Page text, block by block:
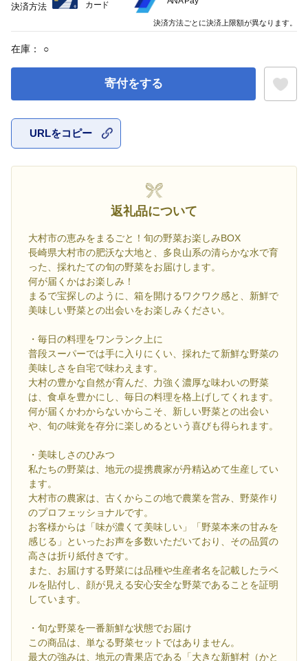
在庫： ○
寄付をする
URLをコピー
返礼品について
大村市の恵みをまるごと！旬の野菜お楽しみBOX
長崎県大村市の肥沃な大地と、多良山系の清らかな水で育
った、採れたての旬の野菜をお届けします。
何が届くかはお楽しみ！
まるで宝探しのように、箱を開けるワクワク感と、新鮮で
美味しい野菜との出会いをお楽しみください。
・毎日の料理をワンランク上に
普段スーパーでは手に入りにくい、採れたて新鮮な野菜の
美味しさを自宅で味わえます。
大村の豊かな自然が育んだ、力強く濃厚な味わいの野菜
は、食卓を豊かにし、毎日の料理を格上げしてくれます。
何が届くかわからないからこそ、新しい野菜との出会い
や、旬の味覚を存分に楽しめるという喜びも得られます。
・美味しさのひみつ
私たちの野菜は、地元の提携農家が丹精込めて生産してい
ます。
大村市の農家は、古くからこの地で農業を営み、野菜作り
のプロフェッショナルです。
お客様からは「味が濃くて美味しい」「野菜本来の甘みを
感じる」といったお声を多数いただいており、その品質の
高さは折り紙付きです。
また、お届けする野菜には品種や生産者名を記載したラベ
ルを貼付し、顔が見える安心安全な野菜であることを証明
しています。
・旬な野菜を一番新鮮な状態でお届け
この商品は、単なる野菜セットではありません。
最大の強みは、地元の青果店である「大きな新鮮村（かと
決済方法
カード
決済方法ごとに決済上限額が異なります。